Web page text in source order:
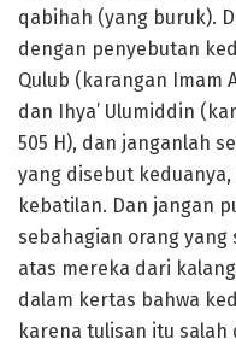
qabihah (yang buruk).
dengan penyebutan
Qulub (karangan Imam
dan Ihya’ Ulumiddin
505 H), dan janganlah
yang disebut
kebatilan. Dan jangan
sebahagian orang
atas mereka dari
dalam kertas bahwa
karena tulisan itu salah